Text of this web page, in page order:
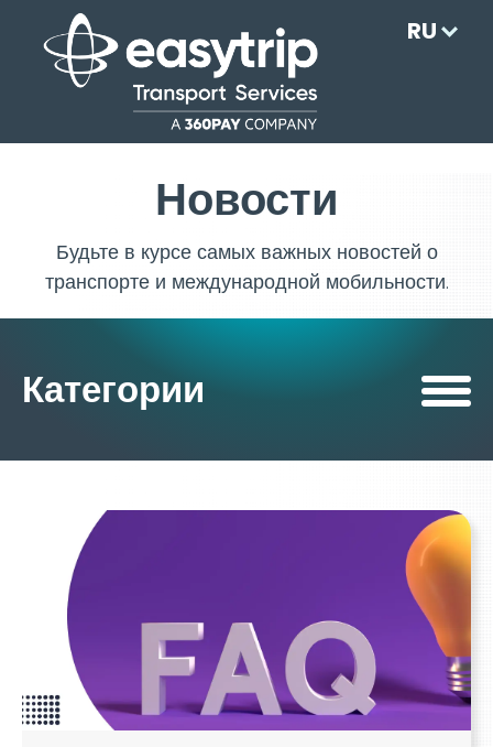
RU
Новости
Будьте в курсе самых важных новостей о
транспорте и международной мобильности.
Категории